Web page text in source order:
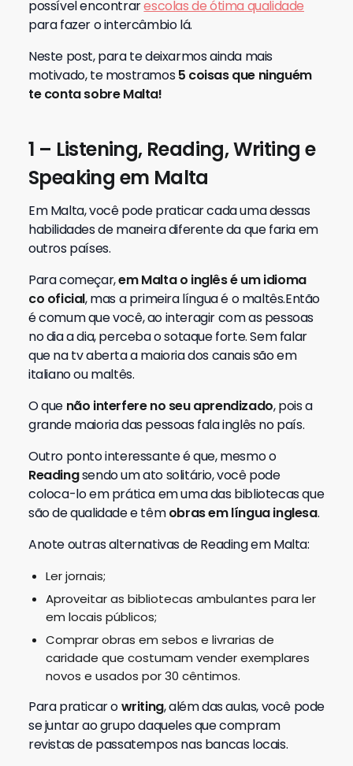
possível encontrarescolas de ótima qualidade
para fazer o intercâmbio lá.
Neste post, para te deixarmos ainda mais
motivado, te mostramos5 coisas que ninguém
te conta sobre Malta!
1 – Listening, Reading, Writing e
Speaking em Malta
Em Malta, você pode praticar cada uma dessas
habilidades de maneira diferente da que faria em
outros países.
Para começar,emMalta o inglês é um idioma
co oficial, mas a primeira língua é o maltês.Então
é comum que você, ao interagir com as pessoas
no dia a dia, perceba o sotaque forte. Sem falar
que na tv aberta a maioria dos canais são em
italiano ou maltês.
O que não interfere no seu aprendizado, pois a
grande maioria das pessoas fala inglês no país.
Outro ponto interessante é que, mesmo o
Readingsendo um ato solitário, você pode
coloca-lo em prática em uma das bibliotecas que
são de qualidade e têmobras em língua inglesa.
Anote outras alternativas de Reading em Malta:
Ler jornais;
Aproveitar as bibliotecas ambulantes para ler
em locais públicos;
Comprar obras em sebos e livrarias de
caridade que costumam vender exemplares
novos e usados por 30 cêntimos.
Para praticar owriting, além das aulas, você pode
se juntar ao grupo daqueles que compram
revistas de passatempos nas bancas locais.